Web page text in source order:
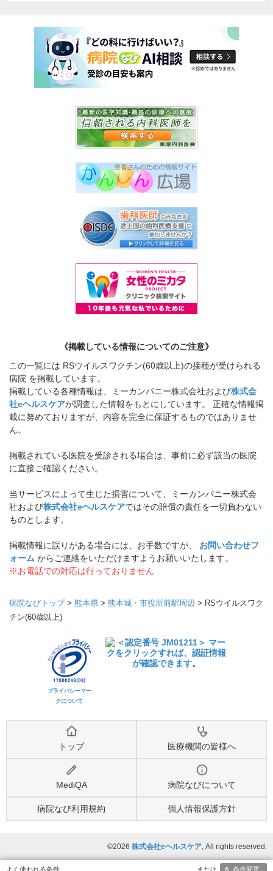
《掲載している情報についてのご注意》
この一覧には RSウイルスワクチン(60歳以上)の接種が受けられる
病院 を掲載しています。
掲載している各種情報は、ミーカンパニー株式会社および株式会
社eヘルスケアが調査した情報をもとにしています。 正確な情報掲
載に努めておりますが、内容を完全に保証するものではありませ
ん。
掲載されている医院を受診される場合は、事前に必ず該当の医院
に直接ご確認ください。
当サービスによって生じた損害について、ミーカンパニー株式会
社および株式会社eヘルスケアではその賠償の責任を一切負わない
ものとします。
掲載情報に誤りがある場合には、お手数ですが、 お問い合わせフ
ォーム からご連絡をいただけますようお願いいたします。
※お電話での対応は行っておりません
病院なびトップ> 熊本県 > 熊本城・市役所前駅周辺 > RSウイルスワク
チン(60歳以上)
プライバシーマー
クについて
トップ 医療機関の皆様へ
MediQA 病院なびについて
病院なび利用規約 個人情報保護方針
©2026 株式会社eヘルスケア, All rights reserved.
条件変更